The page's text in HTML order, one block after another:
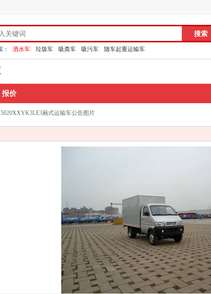
洒水车 垃圾车 吸粪车 吸污车 随车起重运输车
报价
厢式运输车公告图片